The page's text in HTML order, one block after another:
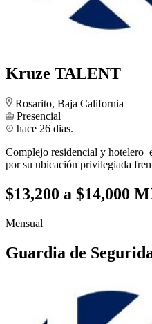
Kruze TALENT
Rosarito, Baja California
Presencial
hace 26 dias.
Complejo residencial y hotelero
por su ubicación privilegiada
$13,200 a $14,000
Mensual
Guardia de